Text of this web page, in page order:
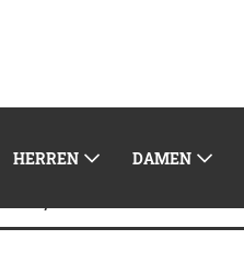
HERREN DAMEN